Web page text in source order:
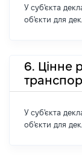
У суб'єкта
об'єкти для
6. Цінне
У суб'єкта
об'єкти для